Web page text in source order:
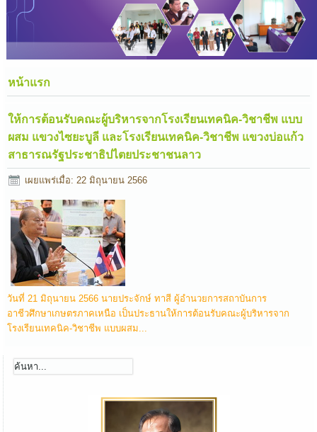
หน้าแรก
ให้การต้อนรับคณะผู้บริหารจากโรงเรียนเทคนิค-วิชาชีพ แบบ
ผสม แขวงไซยะบูลี และโรงเรียนเทคนิค-วิชาชีพ แขวงบ่อแก้ว
สาธารณรัฐประชาธิปไตยประชาชนลาว
เผยแพร่เมื่อ: 22 มิถุนายน 2566
วันที่ 21 มิถุนายน 2566 นายประจักษ์ ทาสี ผู้อำนวยการสถาบันการ
อาชีวศึกษาเกษตรภาคเหนือ เป็นประธานให้การต้อนรับคณะผู้บริหารจาก
โรงเรียนเทคนิค-วิชาชีพ แบบผสม...